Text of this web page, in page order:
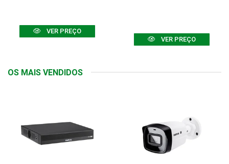
VER PREÇO
VER PREÇO
OS MAIS VENDIDOS